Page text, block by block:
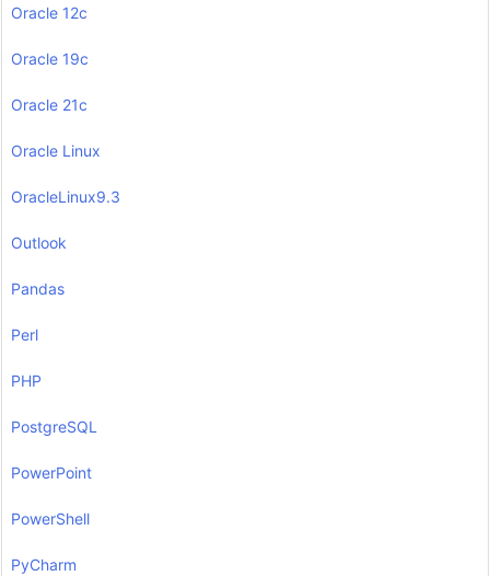
Oracle 12c
Oracle 19c
Oracle 21c
Oracle Linux
OracleLinux9.3
Outlook
Pandas
Perl
PHP
PostgreSQL
PowerPoint
PowerShell
PyCharm